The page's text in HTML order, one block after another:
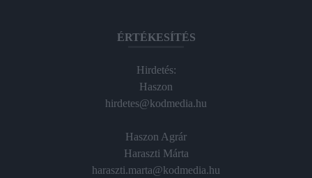
ÉRTÉKESÍTÉS
Hirdetés:
Haszon
hirdetes@kodmedia.hu
Haszon Agrár
Haraszti Márta
haraszti.marta@kodmedia.hu